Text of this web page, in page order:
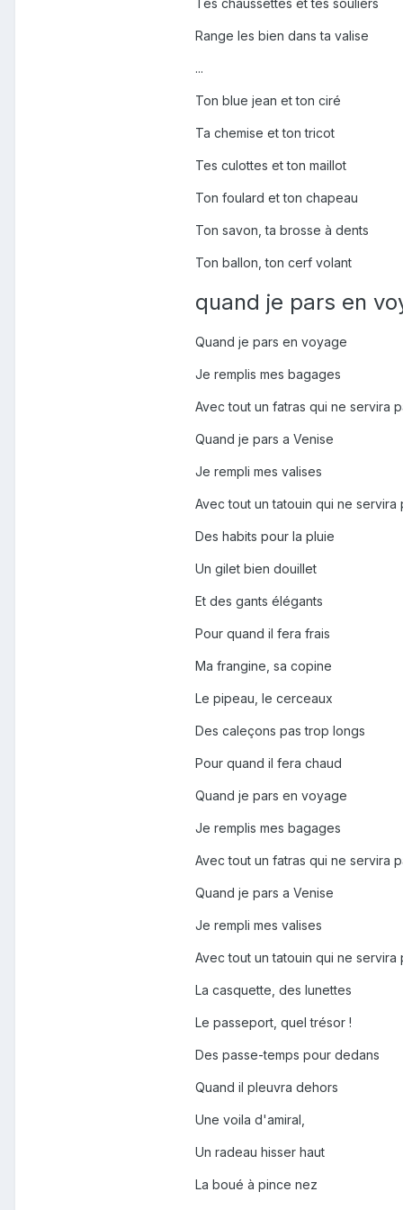
Tes chaussettes et tes souliers
Range les bien dans ta valise
...
Ton blue jean et ton ciré
Ta chemise et ton tricot
Tes culottes et ton maillot
Ton foulard et ton chapeau
Ton savon, ta brosse à dents
Ton ballon, ton cerf volant
quand je pars en
Quand je pars en voyage
Je remplis mes bagages
Avec tout un fatras qui ne servira
Quand je pars a Venise
Je rempli mes valises
Avec tout un tatouin qui ne servira
Des habits pour la pluie
Un gilet bien douillet
Et des gants élégants
Pour quand il fera frais
Ma frangine, sa copine
Le pipeau, le cerceaux
Des caleçons pas trop longs
Pour quand il fera chaud
Quand je pars en voyage
Je remplis mes bagages
Avec tout un fatras qui ne servira
Quand je pars a Venise
Je rempli mes valises
Avec tout un tatouin qui ne servira
La casquette, des lunettes
Le passeport, quel trésor !
Des passe-temps pour dedans
Quand il pleuvra dehors
Une voila d'amiral,
Un radeau hisser haut
La boué à pince nez